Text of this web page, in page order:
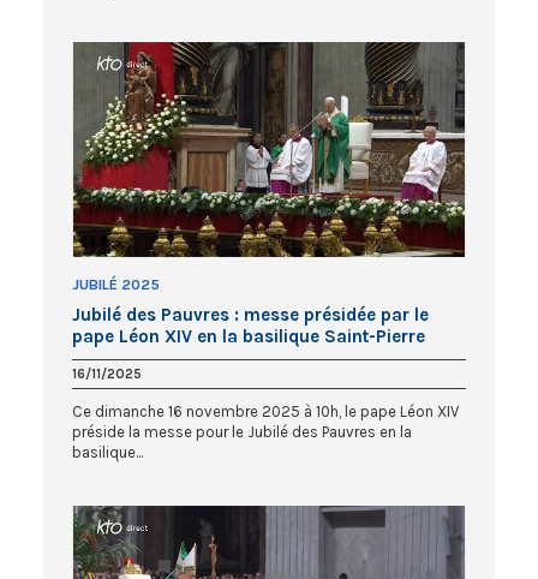
JUBILÉ 2025
Jubilé des Pauvres : messe présidée par le
pape Léon XIV en la basilique Saint-Pierre
16/11/2025
Ce dimanche 16 novembre 2025 à 10h, le pape Léon XIV
préside la messe pour le Jubilé des Pauvres en la
basilique...